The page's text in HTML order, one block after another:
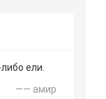
ели.
—— амир